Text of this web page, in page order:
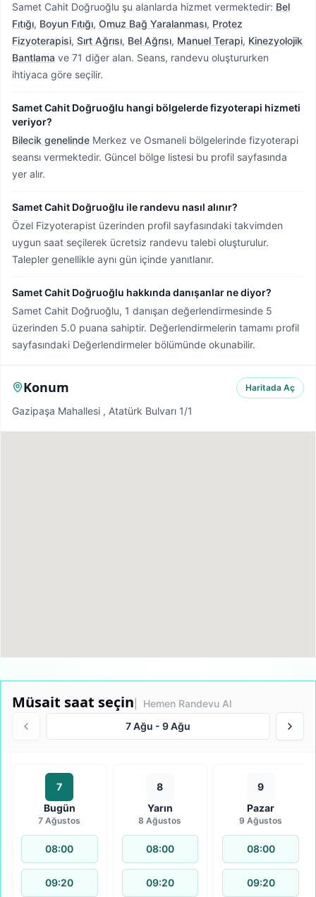
Samet Cahit Doğruoğlu şu alanlarda hizmet vermektedir: Bel
Fıtığı, Boyun Fıtığı, Omuz Bağ Yaralanması, Protez
Fizyoterapisi, Sırt Ağrısı, Bel Ağrısı, Manuel Terapi, Kinezyolojik
Bantlama ve 71 diğer alan. Seans, randevu oluştururken
ihtiyaca göre seçilir.
Samet Cahit Doğruoğlu hangi bölgelerde fizyoterapi hizmeti
veriyor?
Bilecik genelinde Merkez ve Osmaneli bölgelerinde fizyoterapi
seansı vermektedir. Güncel bölge listesi bu profil sayfasında
yer alır.
Samet Cahit Doğruoğlu ile randevu nasıl alınır?
Özel Fizyoterapist üzerinden profil sayfasındaki takvimden
uygun saat seçilerek ücretsiz randevu talebi oluşturulur.
Talepler genellikle aynı gün içinde yanıtlanır.
Samet Cahit Doğruoğlu hakkında danışanlar ne diyor?
Samet Cahit Doğruoğlu, 1 danışan değerlendirmesinde 5
üzerinden 5.0 puana sahiptir. Değerlendirmelerin tamamı profil
sayfasındaki Değerlendirmeler bölümünde okunabilir.
Konum
Gazipaşa Mahallesi , Atatürk Bulvarı 1/1
Haritada Aç
Müsait saat seçin | Hemen Randevu Al
7 Ağu - 9 Ağu
7
Bugün
7 Ağustos
08:00
09:20
8
Yarın
8 Ağustos
08:00
09:20
9
Pazar
9 Ağustos
08:00
09:20